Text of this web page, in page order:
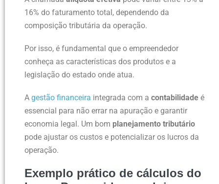
16% do faturamento total, dependendo da
composição tributária da operação.
Por isso, é fundamental que o empreendedor
conheça as características dos produtos e a
legislação do estado onde atua.
A gestão financeira integrada com a contabilidade é
essencial para não errar na apuração e garantir
economia legal. Um bom planejamento tributário
pode ajustar os custos e potencializar os lucros da
operação.
Exemplo prático de cálculos do